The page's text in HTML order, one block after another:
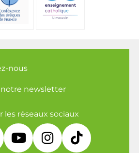
nous
notre newsletter
les réseaux sociaux
  